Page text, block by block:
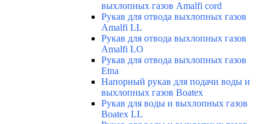
выхлопных газов Amalfi cord
Рукав для отвода выхлопных газов
Amalfi LL
Рукав для отвода выхлопных газов
Amalfi LO
Рукав для отвода выхлопных газов
Etna
Напорный рукав для подачи воды и
выхлопных газов Boatex
Рукав для воды и выхлопных газов
Boatex LL